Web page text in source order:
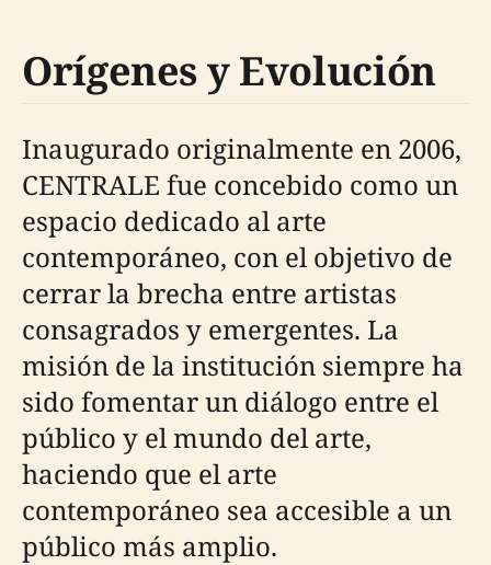
Orígenes y Evolución
Inaugurado originalmente en 2006,
CENTRALE fue concebido como un
espacio dedicado al arte
contemporáneo, con el objetivo de
cerrar la brecha entre artistas
consagrados y emergentes. La
misión de la institución siempre ha
sido fomentar un diálogo entre el
público y el mundo del arte,
haciendo que el arte
contemporáneo sea accesible a un
público más amplio.